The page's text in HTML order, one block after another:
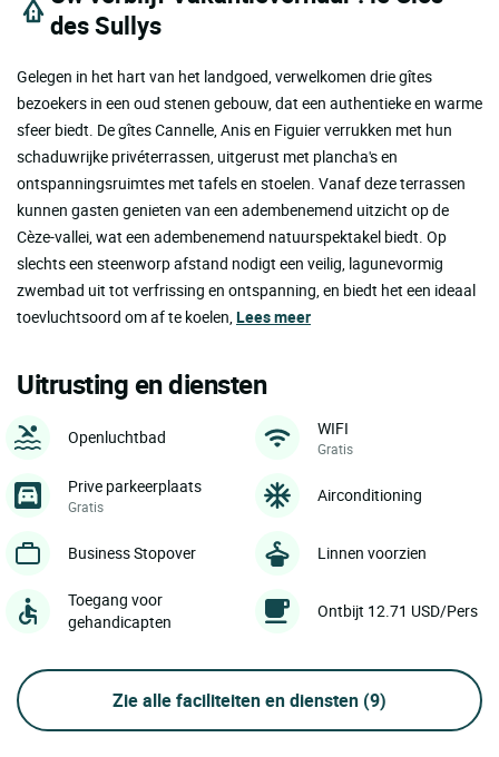
des Sullys
Gelegen in het hart van het landgoed, verwelkomen drie gîtes
bezoekers in een oud stenen gebouw, dat een authentieke en warme
sfeer biedt. De gîtes Cannelle, Anis en Figuier verrukken met hun
schaduwrijke privéterrassen, uitgerust met plancha's en
ontspanningsruimtes met tafels en stoelen. Vanaf deze terrassen
kunnen gasten genieten van een adembenemend uitzicht op de
Cèze-vallei, wat een adembenemend natuurspektakel biedt. Op
slechts een steenworp afstand nodigt een veilig, lagunevormig
zwembad uit tot verfrissing en ontspanning, en biedt het een ideaal
toevluchtsoord om af te koelen,Lees meer
Uitrusting en diensten
Openluchtbad WIFI
Gratis
Prive parkeerplaats
Gratis
Airconditioning
Business Stopover Linnen voorzien
Toegang voor
gehandicapten
Ontbijt 12.71 USD/Pers
Zie alle faciliteiten en diensten (9)